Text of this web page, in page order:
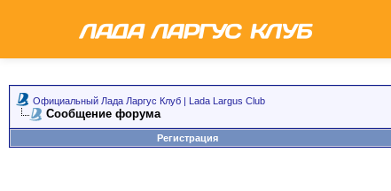
Официальный Лада Ларгус Клуб | Lada Largus Club
Сообщение форума
Регистрация